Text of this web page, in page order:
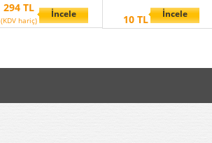
294 TL
(KDV hariç)
İncele 10 TL İncele